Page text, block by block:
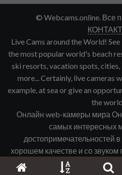
© Webcams.online. Все
Live Cams around the World!
the most popular world's beach
ski resorts, vacation spots,
more... Certainly, live cameras
example, at sea or give an
the
Онлайн web-камеры мира
самых интересных
достопримечательностей
хорошем качестве и со звуком
именно сейчас в